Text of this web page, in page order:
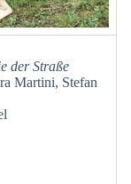
der Straße
Martini, Stefan